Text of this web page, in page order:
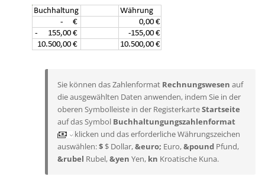
Sie können das Zahlenformat Rechnungswesen auf
die ausgewählten Daten anwenden, indem Sie in der
oberen Symbolleiste in der RegisterkarteStartseite
auf das Symbol Buchhaltungungszahlenformat
klicken und das erforderliche Währungszeichen
auswählen:$ $ Dollar,&euro; Euro,&pound Pfund,
&rubel Rubel,&yen Yen, kn Kroatische Kuna.